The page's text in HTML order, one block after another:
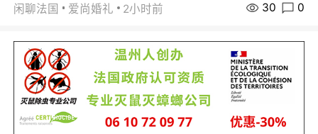
闲聊法国 爱尚婚礼 2小时前 30 0